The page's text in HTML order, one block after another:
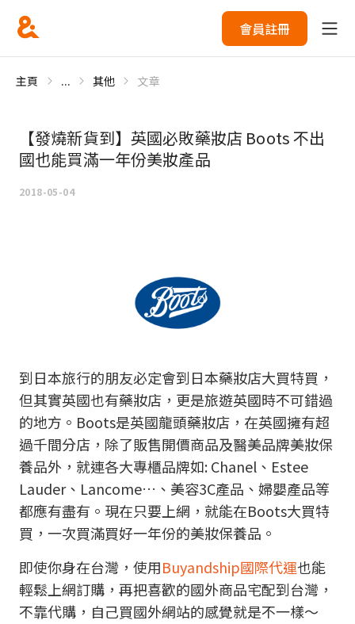
會員註冊
主頁 ... 其他 文章
【發燒新貨到】英國必敗藥妝店 Boots 不出
國也能買滿一年份美妝產品
2018-05-04
到日本旅行的朋友必定會到日本藥妝店大買特買，
但其實英國也有藥妝店，更是旅遊英國時不可錯過
的地方。Boots是英國龍頭藥妝店，在英國擁有超
過千間分店，除了販售開價商品及醫美品牌美妝保
養品外，就連各大專櫃品牌如: Chanel、Estee
Lauder、Lancome…、美容3C產品、婦嬰產品等
都應有盡有。現在只要上網，就能在Boots大買特
買，一次買滿買好一年份的美妝保養品。
即使你身在台灣，使用Buyandship國際代運也能
輕鬆上網訂購，再把喜歡的國外商品宅配到台灣，
不靠代購，自己買國外網站的感覺就是不一樣～